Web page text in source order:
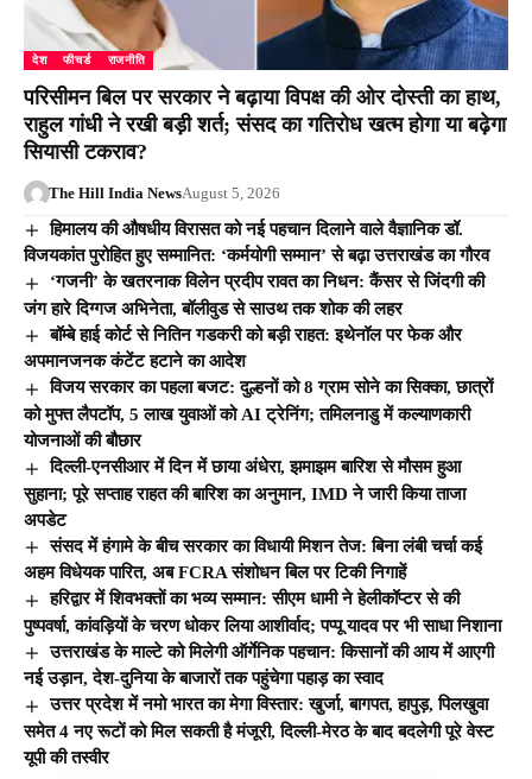
देश फीचर्ड राजनीति
परिसीमन बिल पर सरकार ने बढ़ाया विपक्ष की ओर दोस्ती का हाथ,
राहुल गांधी ने रखी बड़ी शर्त; संसद का गतिरोध खत्म होगा या बढ़ेगा
सियासी टकराव?
The Hill India NewsAugust 5, 2026
हिमालय की औषधीय विरासत को नई पहचान दिलाने वाले वैज्ञानिक डॉ.
विजयकांत पुरोहित हुए सम्मानित: ‘कर्मयोगी सम्मान’ से बढ़ा उत्तराखंड का गौरव
‘गजनी’ के खतरनाक विलेन प्रदीप रावत का निधन: कैंसर से जिंदगी की
जंग हारे दिग्गज अभिनेता, बॉलीवुड से साउथ तक शोक की लहर
बॉम्बे हाई कोर्ट से नितिन गडकरी को बड़ी राहत: इथेनॉल पर फेक और
अपमानजनक कंटेंट हटाने का आदेश
विजय सरकार का पहला बजट: दुल्हनों को 8 ग्राम सोने का सिक्का, छात्रों
को मुफ्त लैपटॉप, 5 लाख युवाओं को AI ट्रेनिंग; तमिलनाडु में कल्याणकारी
योजनाओं की बौछार
दिल्ली-एनसीआर में दिन में छाया अंधेरा, झमाझम बारिश से मौसम हुआ
सुहाना; पूरे सप्ताह राहत की बारिश का अनुमान, IMD ने जारी किया ताजा
अपडेट
संसद में हंगामे के बीच सरकार का विधायी मिशन तेज: बिना लंबी चर्चा कई
अहम विधेयक पारित, अब FCRA संशोधन बिल पर टिकी निगाहें
हरिद्वार में शिवभक्तों का भव्य सम्मान: सीएम धामी ने हेलीकॉप्टर से की
पुष्पवर्षा, कांवड़ियों के चरण धोकर लिया आशीर्वाद; पप्पू यादव पर भी साधा निशाना
उत्तराखंड के माल्टे को मिलेगी ऑर्गेनिक पहचान: किसानों की आय में आएगी
नई उड़ान, देश-दुनिया के बाजारों तक पहुंचेगा पहाड़ का स्वाद
उत्तर प्रदेश में नमो भारत का मेगा विस्तार: खुर्जा, बागपत, हापुड़, पिलखुवा
समेत 4 नए रूटों को मिल सकती है मंजूरी, दिल्ली-मेरठ के बाद बदलेगी पूरे वेस्ट
यूपी की तस्वीर